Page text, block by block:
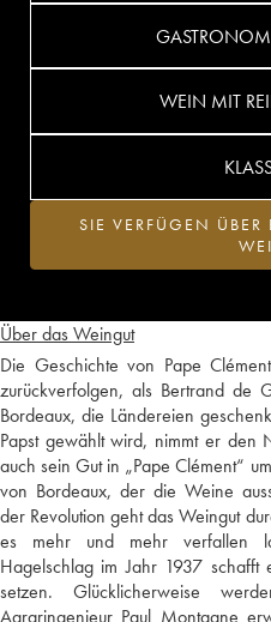
Über das Weingut
Die Geschichte von Pape
zurückverfolgen, als Bertrand de
Bordeaux, die Ländereien
Papst gewählt wird, nimmt er den
auch sein Gut in „Pape Clément“
von Bordeaux, der die Weine
der Revolution geht das Weingut
es mehr und mehr verfallen
Hagelschlag im Jahr 1937
setzen. Glücklicherweise
Agraringenieur Paul Montagne
WEIN MIT
SIE VERFÜGEN